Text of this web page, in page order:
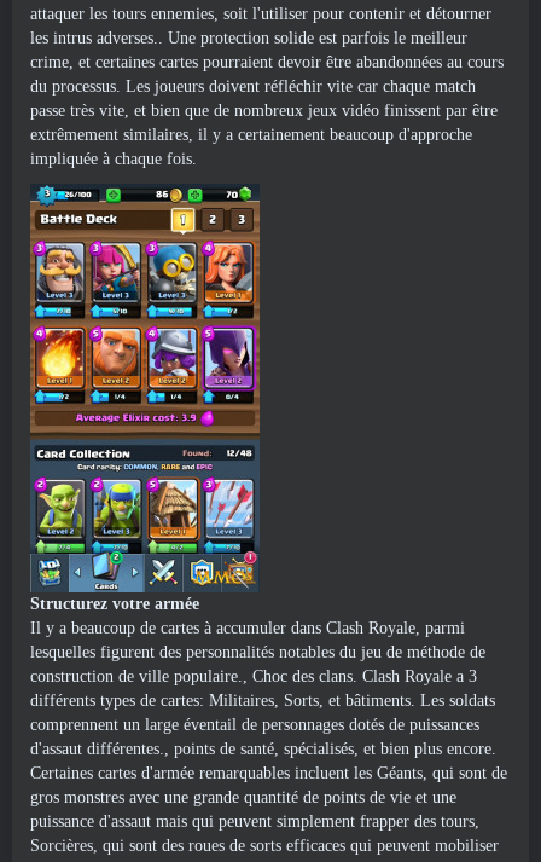
attaquer les tours ennemies, soit l'utiliser pour contenir et détourner
les intrus adverses.. Une protection solide est parfois le meilleur
crime, et certaines cartes pourraient devoir être abandonnées au cours
du processus. Les joueurs doivent réfléchir vite car chaque match
passe très vite, et bien que de nombreux jeux vidéo finissent par être
extrêmement similaires, il y a certainement beaucoup d'approche
impliquée à chaque fois.
Structurez votre armée
Il y a beaucoup de cartes à accumuler dans Clash Royale, parmi
lesquelles figurent des personnalités notables du jeu de méthode de
construction de ville populaire., Choc des clans. Clash Royale a 3
différents types de cartes: Militaires, Sorts, et bâtiments. Les soldats
comprennent un large éventail de personnages dotés de puissances
d'assaut différentes., points de santé, spécialisés, et bien plus encore.
Certaines cartes d'armée remarquables incluent les Géants, qui sont de
gros monstres avec une grande quantité de points de vie et une
puissance d'assaut mais qui peuvent simplement frapper des tours,
Sorcières, qui sont des roues de sorts efficaces qui peuvent mobiliser